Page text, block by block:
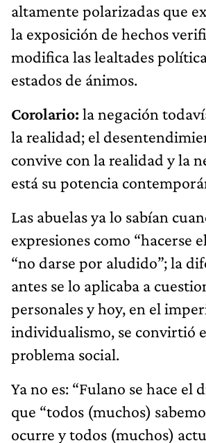
altamente polarizadas que
la exposición de hechos
modifica las lealtades
estados de ánimos.
Corolario: la negación
la realidad; el
convive con la realidad y la
está su potencia
Las abuelas ya lo sabían
expresiones como “hacerse
“no darse por aludido”; la
antes se lo aplicaba a
personales y hoy, en el
individualismo, se convirtió
problema social.
Ya no es: “Fulano se hace el
que “todos (muchos)
ocurre y todos (muchos)